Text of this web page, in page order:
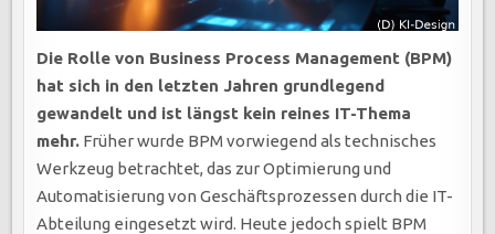
Die Rolle von Business Process Management (BPM)
hat sich in den letzten Jahren grundlegend
gewandelt und ist längst kein reines IT-Thema
mehr. Früher wurde BPM vorwiegend als technisches
Werkzeug betrachtet, das zur Optimierung und
Automatisierung von Geschäftsprozessen durch die IT-
Abteilung eingesetzt wird. Heute jedoch spielt BPM